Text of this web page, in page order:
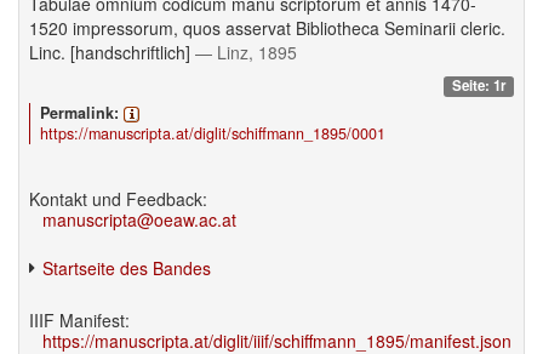
1520 impressorum, quos asservat Bibliotheca Seminarii cleric.
Linc. [handschriftlich] — Linz, 1895
Seite: 1r
Permalink:
https://manuscripta.at/diglit/schiffmann_1895/0001
Kontakt und Feedback:
manuscripta@oeaw.ac.at
Startseite des Bandes
IIIF Manifest:
https://manuscripta.at/diglit/iiif/schiffmann_1895/manifest.json